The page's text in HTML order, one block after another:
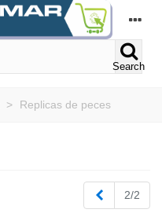
Search
> Replicas de peces
Zurück
2/2